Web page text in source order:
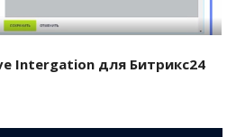
Intergation для Битрикс24